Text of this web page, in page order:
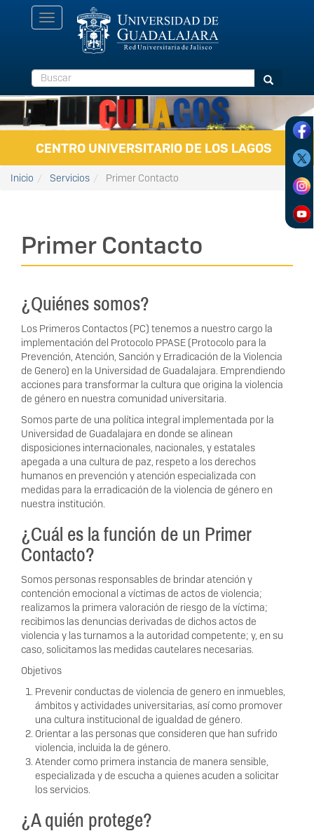
Pasar al contenido principal
Toggle
navigation
Buscar Buscar
CENTRO UNIVERSITARIO DE LOS LAGOS
Inicio Servicios Primer Contacto
Primer Contacto
¿Quiénes somos?
Los Primeros Contactos (PC) tenemos a nuestro cargo la
implementación del Protocolo PPASE (Protocolo para la
Prevención, Atención, Sanción y Erradicación de la Violencia
de Genero) en la Universidad de Guadalajara. Emprendiendo
acciones para transformar la cultura que origina la violencia
de género en nuestra comunidad universitaria.
Somos parte de una política integral implementada por la
Universidad de Guadalajara en donde se alinean
disposiciones internacionales, nacionales, y estatales
apegada a una cultura de paz, respeto a los derechos
humanos en prevención y atención especializada con
medidas para la erradicación de la violencia de género en
nuestra institución.
¿Cuál es la función de un Primer
Contacto?
Somos personas responsables de brindar atención y
contención emocional a víctimas de actos de violencia;
realizamos la primera valoración de riesgo de la víctima;
recibimos las denuncias derivadas de dichos actos de
violencia y las turnamos a la autoridad competente; y, en su
caso, solicitamos las medidas cautelares necesarias.
Objetivos
Prevenir conductas de violencia de genero en inmuebles,
ámbitos y actividades universitarias, así como promover
una cultura institucional de igualdad de género.
Orientar a las personas que consideren que han sufrido
violencia, incluida la de género.
Atender como primera instancia de manera sensible,
especializada y de escucha a quienes acuden a solicitar
los servicios.
¿A quién protege?